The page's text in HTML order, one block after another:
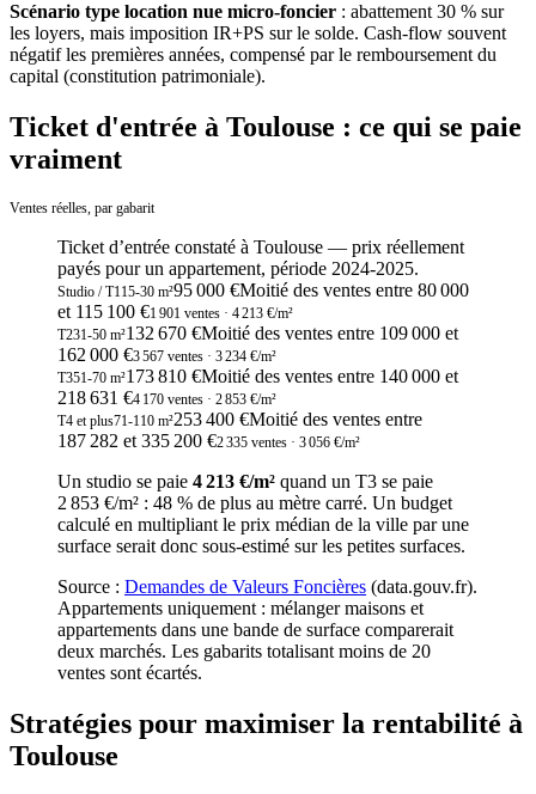
Scénario type location nue micro-foncier : abattement 30 % sur
les loyers, mais imposition IR+PS sur le solde. Cash-flow souvent
négatif les premières années, compensé par le remboursement du
capital (constitution patrimoniale).
Ticket d'entrée à Toulouse : ce qui se paie
vraiment
Ventes réelles, par gabarit
Ticket d’entrée constaté à Toulouse — prix réellement
payés pour un appartement, période 2024-2025.
Studio / T115-30 m²95 000 €Moitié des ventes entre 80 000
et 115 100 €1 901 ventes · 4 213 €/m²
T231-50 m²132 670 €Moitié des ventes entre 109 000 et
162 000 €3 567 ventes · 3 234 €/m²
T351-70 m²173 810 €Moitié des ventes entre 140 000 et
218 631 €4 170 ventes · 2 853 €/m²
T4 et plus71-110 m²253 400 €Moitié des ventes entre
187 282 et 335 200 €2 335 ventes · 3 056 €/m²
Un studio se paie 4 213 €/m² quand un T3 se paie
2 853 €/m² : 48 % de plus au mètre carré. Un budget
calculé en multipliant le prix médian de la ville par une
surface serait donc sous-estimé sur les petites surfaces.
Source : Demandes de Valeurs Foncières (data.gouv.fr).
Appartements uniquement : mélanger maisons et
appartements dans une bande de surface comparerait
deux marchés. Les gabarits totalisant moins de 20
ventes sont écartés.
Stratégies pour maximiser la rentabilité à
Toulouse